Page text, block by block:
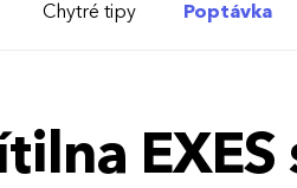
Chytré tipy Poptávka
EXES